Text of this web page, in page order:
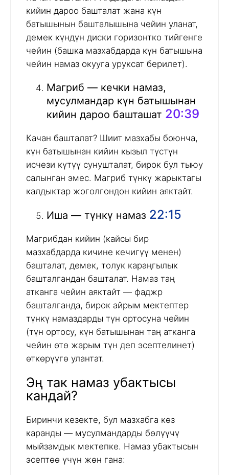
кийин дароо башталат жана күн
батышынын башталышына чейин уланат,
демек күндүн диски горизонтко тийгенге
чейин (башка мазхабдарда күн батышына
чейин намаз окууга уруксат берилет).
Магриб — кечки намаз,
мусулмандар күн батышынан
кийин дароо башташат 20:39
Качан башталат? Шиит мазхабы боюнча,
күн батышынан кийин кызыл түстүн
исчези күтүү сунушталат, бирок бул тыюу
салынган эмес. Магриб түнкү жарыктагы
калдыктар жоголгондон кийин аяктайт.
Иша — түнкү намаз 22:15
Магрибдан кийин (кайсы бир
мазхабдарда кичине кечигүү менен)
башталат, демек, толук караңгылык
башталгандан башталат. Намаз таң
атканга чейин аяктайт — фаджр
башталганда, бирок айрым мектептер
түнкү намаздарды түн ортосуна чейин
(түн ортосу, күн батышынан таң атканга
чейин өтө жарым түн деп эсептелинет)
өткөрүүгө улантат.
Эң так намаз убактысы
кандай?
Биринчи кезекте, бул мазхабга көз
каранды — мусулмандарды бөлүүчү
мыйзамдык мектепке. Намаз убактысын
эсептөө үчүн жөн гана: